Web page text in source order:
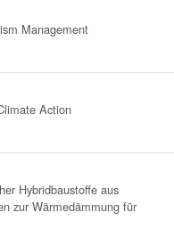
Management
Action
Hybridbaustoffe aus
zur Wärmedämmung für